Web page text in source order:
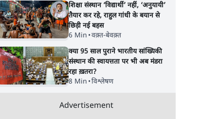
शिक्षा संस्थान ‘विद्यार्थी’ नहीं, ‘अनुयायी’
तैयार कर रहे, राहुल गांधी के बयान से
छिड़ी नई बहस
6 Min •वक़्त-बेवक़्त
क्या 95 साल पुराने भारतीय सांख्यिकी
संस्थान की स्वायत्तता पर भी अब मंडरा
रहा ख़तरा?
8 Min •विश्लेषण
Advertisement